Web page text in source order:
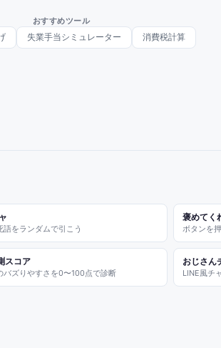
おすすめツール
失業手当シミュレーター 消費税計算
語をランダムで引こう
褒めてく
ボタンを
スコア
バズりやすさを0〜100点で診断
おじさん
LINE風チ